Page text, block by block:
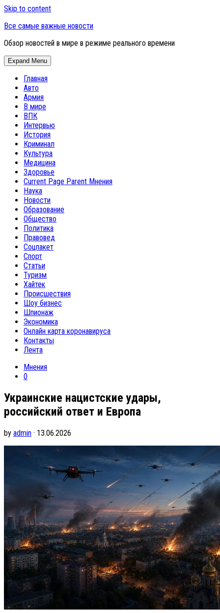
Skip to content
Все самые важные новости
Обзор новостей в мире в режиме реального времени
Expand Menu
Главная
Авто
Армия
В мире
ВПК
Интервью
История
Криминал
Культура
Медицина
Здоровье
Current Page Parent Мнения
Наука
Новости
Образование
Общество
Политика
Правовед
Соцпакет
Спорт
Статьи
Туризм
Хайтек
Происшествия
Шоу бизнес
Шпионаж
Экономика
Онлайн карта коронавируса
Контакты
Лента
Мнения
0
Украинские нацистские удары,
российский ответ и Европа
by admin · 13.06.2026